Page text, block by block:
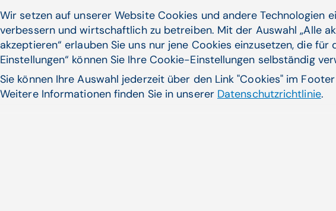
Wir setzen auf unserer Website Cookies und andere Technologien
verbessern und wirtschaftlich zu betreiben. Mit der Auswahl „Alle
akzeptieren“ erlauben Sie uns nur jene Cookies einzusetzen, die
Einstellungen“ können Sie Ihre Cookie-Einstellungen selbständig
Sie können Ihre Auswahl jederzeit über den Link "Cookies" im
Weitere Informationen finden Sie in unserer Datenschutzrichtlinie.